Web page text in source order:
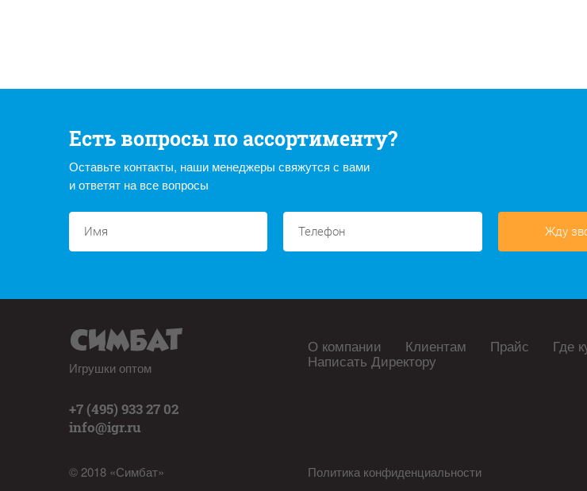
Есть вопросы по ассортименту?
Оставьте контакты, наши менеджеры свяжутся с вами
и ответят на все вопросы
Жду
Игрушки оптом
+7 (495) 933 27 02
info@igr.ru
© 2018 «Симбат»
О компании Клиентам Прайс Где
Написать Директору
Политика конфиденциальности